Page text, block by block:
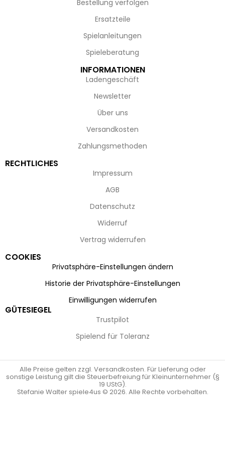
Bestellung verfolgen
Ersatzteile
Spielanleitungen
Spieleberatung
INFORMATIONEN
Ladengeschäft
Newsletter
Über uns
Versandkosten
Zahlungsmethoden
RECHTLICHES
Impressum
AGB
Datenschutz
Widerruf
Vertrag widerrufen
COOKIES
Privatsphäre-Einstellungen ändern
Historie der Privatsphäre-Einstellungen
Einwilligungen widerrufen
GÜTESIEGEL
Trustpilot
Spielend für Toleranz
Alle Preise gelten zzgl. Versandkosten. Für Lieferung oder
sonstige Leistung gilt die Steuerbefreiung für Kleinunternehmer (§
19 UStG).
Stefanie Walter spiele4us © 2026. Alle Rechte vorbehalten.